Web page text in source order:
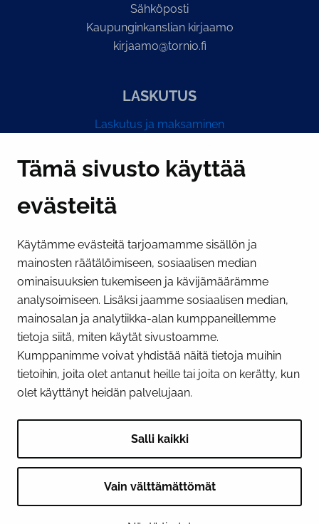
Tämä sivusto käyttää
evästeitä
Käytämme evästeitä tarjoamamme sisällön ja
mainosten räätälöimiseen, sosiaalisen median
ominaisuuksien tukemiseen ja kävijämäärämme
analysoimiseen. Lisäksi jaamme sosiaalisen median,
mainosalan ja analytiikka-alan kumppaneillemme
tietoja siitä, miten käytät sivustoamme.
Kumppanimme voivat yhdistää näitä tietoja muihin
tietoihin, joita olet antanut heille tai joita on kerätty, kun
olet käyttänyt heidän palvelujaan.
Salli kaikki
Vain välttämättömät
Sähköposti
Kaupunginkanslian kirjaamo
kirjaamo@tornio.fi
LASKUTUS
Laskutus ja maksaminen
PI­KA­LINK­KE­JÄ
Näytä evästeasetukseni
SOSIAALINEN MEDIA
Facebook InstagramYouTube